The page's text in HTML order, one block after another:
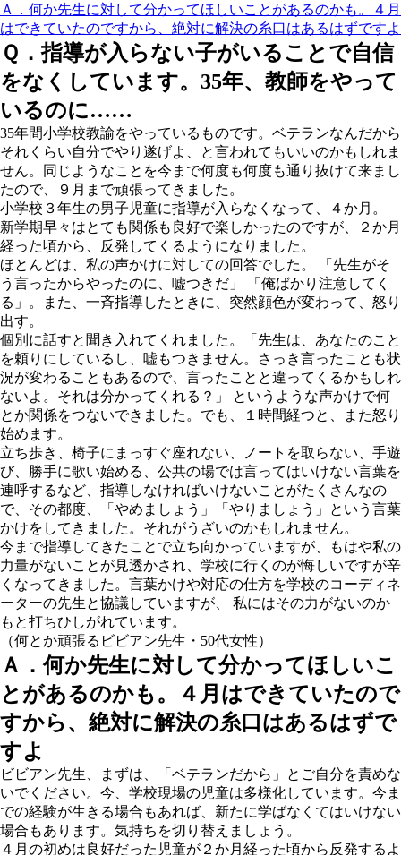
Ａ．何か先生に対して分かってほしいことがあるのかも。４月
はできていたのですから、絶対に解決の糸口はあるはずですよ
Ｑ．指導が入らない子がいることで自信
をなくしています。35年、教師をやって
いるのに……
35年間小学校教諭をやっているものです。ベテランなんだから
それくらい自分でやり遂げよ、と言われてもいいのかもしれま
せん。同じようなことを今まで何度も何度も通り抜けて来まし
たので、９月まで頑張ってきました。
小学校３年生の男子児童に指導が入らなくなって、４か月。
新学期早々はとても関係も良好で楽しかったのですが、２か月
経った頃から、反発してくるようになりました。
ほとんどは、私の声かけに対しての回答でした。 「先生がそ
う言ったからやったのに、嘘つきだ」 「俺ばかり注意してく
る」。また、一斉指導したときに、突然顔色が変わって、怒り
出す。
個別に話すと聞き入れてくれました。「先生は、あなたのこと
を頼りにしているし、嘘もつきません。さっき言ったことも状
況が変わることもあるので、言ったことと違ってくるかもしれ
ないよ。それは分かってくれる？」 というような声かけで何
とか関係をつないできました。でも、１時間経つと、また怒り
始めます。
立ち歩き、椅子にまっすぐ座れない、ノートを取らない、手遊
び、勝手に歌い始める、公共の場では言ってはいけない言葉を
連呼するなど、指導しなければいけないことがたくさんなの
で、その都度、「やめましょう」「やりましょう」という言葉
かけをしてきました。それがうざいのかもしれません。
今まで指導してきたことで立ち向かっていますが、もはや私の
力量がないことが見透かされ、学校に行くのが悔しいですが辛
くなってきました。言葉かけや対応の仕方を学校のコーディネ
ーターの先生と協議していますが、 私にはその力がないのか
もと打ちひしがれています。
（何とか頑張るビビアン先生・50代女性）
Ａ．何か先生に対して分かってほしいこ
とがあるのかも。４月はできていたので
すから、絶対に解決の糸口はあるはずで
すよ
ビビアン先生、まずは、「ベテランだから」とご自分を責めな
いでください。今、学校現場の児童は多様化しています。今ま
での経験が生きる場合もあれば、新たに学ばなくてはいけない
場合もあります。気持ちを切り替えましょう。
４月の初めは良好だった児童が２か月経った頃から反発するよ